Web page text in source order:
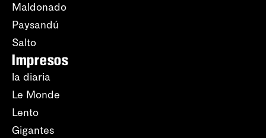
Maldonado
Paysandú
Salto
Impresos
la diaria
Le Monde
Lento
Gigantes